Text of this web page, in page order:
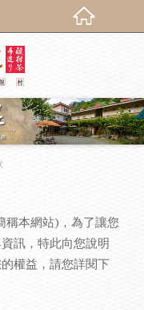
稱本網站)，為了讓您
訊，特此向您說明
權益，請您詳閱下